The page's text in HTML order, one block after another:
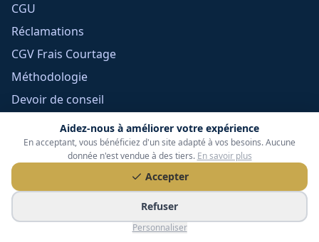
Aidez-nous à améliorer votre expérience
En acceptant, vous bénéficiez d'un site adapté à vos besoins. Aucune
donnée n'est vendue à des tiers. En savoir plus
Accepter
Refuser
Personnaliser
CGU
Réclamations
CGV Frais Courtage
Méthodologie
Devoir de conseil
Politique éditoriale
Gérer mes cookies